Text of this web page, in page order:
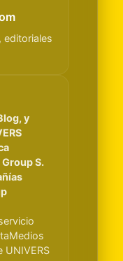
editoriales
y
S.
UNIVERS